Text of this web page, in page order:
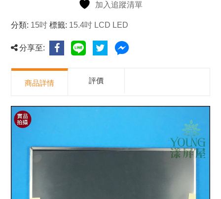
加入追蹤清單
分類: 15吋 標籤: 15.4吋 LCD LED
分享至:
商品詳情 評價